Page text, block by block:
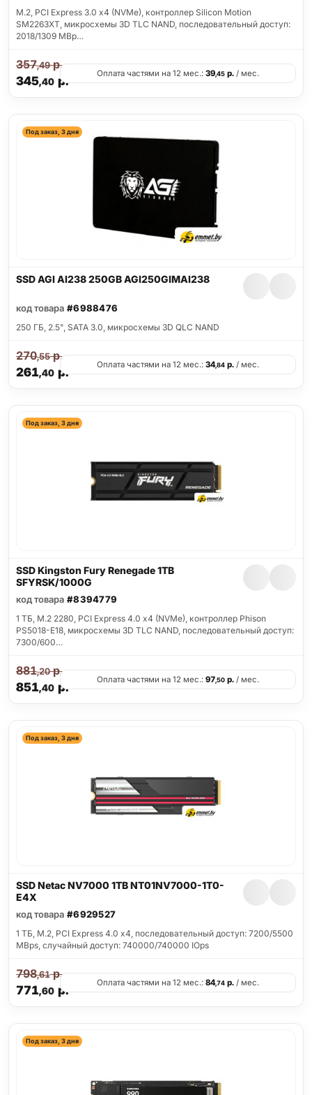
M.2, PCI Express 3.0 x4 (NVMe), контроллер Silicon Motion
SM2263XT, микросхемы 3D TLC NAND, последовательный доступ:
2018/1309 MBp…
345,40р.
357,49р.
Оплата частями на 12 мес.: 39,45 р. / мес.
Под заказ, 3 дня
SSD AGI AI238 250GB AGI250GIMAI238
код товара #6988476
250 ГБ, 2.5", SATA 3.0, микросхемы 3D QLC NAND
261,40р.
270,55р.
Оплата частями на 12 мес.: 34,84 р. / мес.
Под заказ, 3 дня
SSD Kingston Fury Renegade 1TB
SFYRSK/1000G
код товара #8394779
1 ТБ, M.2 2280, PCI Express 4.0 x4 (NVMe), контроллер Phison
PS5018-E18, микросхемы 3D TLC NAND, последовательный доступ:
7300/600…
851,40р.
881,20р.
Оплата частями на 12 мес.: 97,50 р. / мес.
Под заказ, 3 дня
SSD Netac NV7000 1TB NT01NV7000-1T0-
E4X
код товара #6929527
1 ТБ, M.2, PCI Express 4.0 x4, последовательный доступ: 7200/5500
MBps, случайный доступ: 740000/740000 IOps
771,60р.
798,61р.
Оплата частями на 12 мес.: 84,74 р. / мес.
Под заказ, 3 дня